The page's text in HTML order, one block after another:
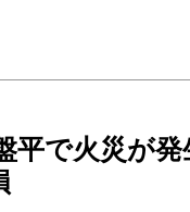
平で火災が発